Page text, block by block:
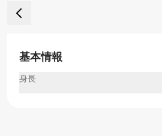
基本情報
身長